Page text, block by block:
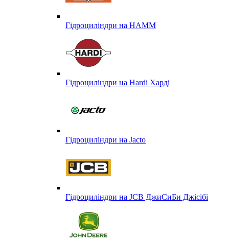
Гідроциліндри на HAMM
Гідроциліндри на Hardi Харді
Гідроциліндри на Jacto
Гідроциліндри на JCB ДжиСиБи Джісібі